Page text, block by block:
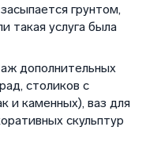
грунтом,
такая услуга была
дополнительных
столиков с
и каменных), ваз для
скульптур